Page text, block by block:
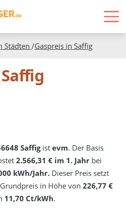
Städten /Gaspreis in Saffig
Saffigistevm. Der Basis
2.566,31 € im 1. Jahr bei
kWh/Jahr. Dieser Preis setzt
in Höhe von226,77 €
11,70 Ct/kWh.